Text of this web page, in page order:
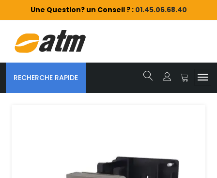
Une Question? un Conseil ? : 01.45.06.68.40
RECHERCHE RAPIDE